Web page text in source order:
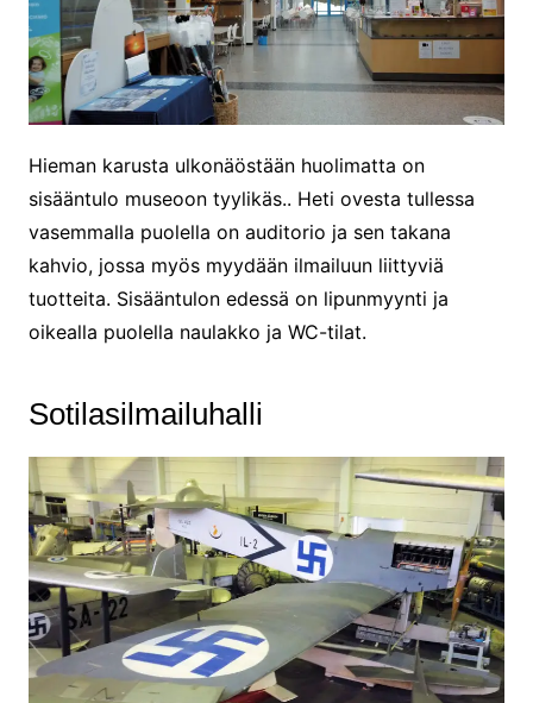
Hieman karusta ulkonäöstään huolimatta on
sisääntulo museoon tyylikäs.. Heti ovesta tullessa
vasemmalla puolella on auditorio ja sen takana
kahvio, jossa myös myydään ilmailuun liittyviä
tuotteita. Sisääntulon edessä on lipunmyynti ja
oikealla puolella naulakko ja WC-tilat.
Sotilasilmailuhalli